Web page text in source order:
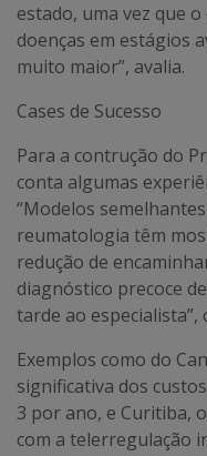
estado, uma vez que
doenças em estágios
muito maior”, avalia.
Cases de Sucesso
Para a contrução do
conta algumas
“Modelos
reumatologia têm
redução de
diagnóstico precoce
tarde ao
Exemplos como do
significativa dos
3 por ano, e Curitiba,
com a telerregulação